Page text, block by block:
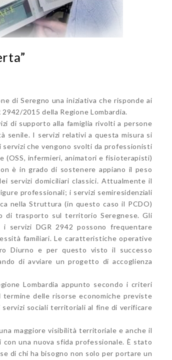
di Seregno una iniziativa che risponde ai
2015 della Regione Lombardia.
di supporto alla famiglia rivolti a persone
senile. I servizi relativi a questa misura si
che vengono svolti da professionisti
(OSS, infermieri, animatori e fisioterapisti)
è in grado di sostenere appiano il peso
servizi domiciliari classici. Attualmente il
professionali; i servizi semiresidenziali
nella Struttura (in questo caso il PCDO)
di trasporto sul territorio Seregnese. Gli
servizi DGR 2942 possono frequentare
familiari. Le caratteristiche operative
Diurno e per questo visto il successo
di avviare un progetto di accoglienza
Lombardia appunto secondo i criteri
delle risorse economiche previste
servizi sociali territoriali al fine di verificare
maggiore visibilità territoriale e anche il
una nuova sfida professionale. È stato
di chi ha bisogno non solo per portare un